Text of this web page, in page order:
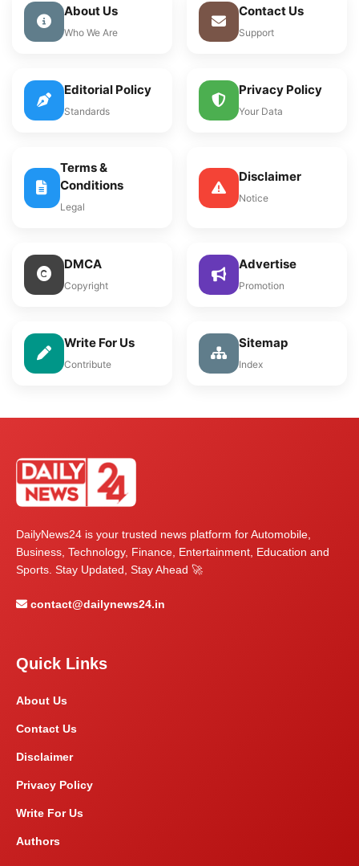
About Us
Who We Are
Contact Us
Support
Editorial Policy
Standards
Privacy Policy
Your Data
Terms &
Conditions
Legal
Disclaimer
Notice
DMCA
Copyright
Advertise
Promotion
Write For Us
Contribute
Sitemap
Index
DailyNews24 is your trusted news platform for Automobile,
Business, Technology, Finance, Entertainment, Education and
Sports. Stay Updated, Stay Ahead 🚀
contact@dailynews24.in
Quick Links
About Us
Contact Us
Disclaimer
Privacy Policy
Write For Us
Authors